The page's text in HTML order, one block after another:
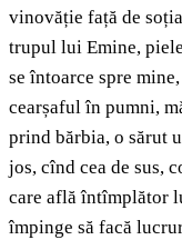
vinovăție față de
trupul lui Emine,
se întoarce spre
cearșaful în pumni,
prind bărbia, o sărut
jos, cînd cea de sus,
care află întîmplător
împinge să facă